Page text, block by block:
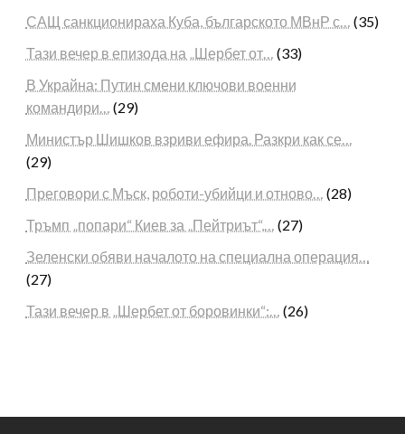
САЩ санкционираха Куба, българското МВнР с… (35)
Тази вечер в епизода на „Шербет от… (33)
В Украйна: Путин смени ключови военни
командири… (29)
Министър Шишков взриви ефира. Разкри как се…
(29)
Преговори с Мъск, роботи-убийци и отново… (28)
Тръмп „попари“ Киев за „Пейтриът“,… (27)
Зеленски обяви началото на специална операция…
(27)
Тази вечер в „Шербет от боровинки“:… (26)